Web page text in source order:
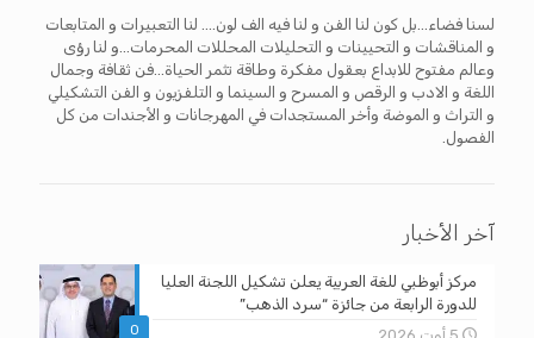
لسنا فضاء...بل كون لنا الفن و لنا فيه الف لون.... لنا التعبيرات و المتابعات
و المناقشات و التحيينات و التحليلات المحللات المحرمات...و لنا رؤى
وعالم مفتوح للابداع بعقول مفكرة وطاقة تثمر الحياة...فن ثقافة وجمال
اللغة و الادب و الرقص و المسرح و السينما و التلفزيون و الفن التشكيلي
و التراث و الموضة وأخر المستجدات في المهرجانات و الأجندات من كل
الفصول.
آخر الأخبار
0
مركز أبوظبي للغة العربية يعلن تشكيل اللجنة العليا
للدورة الرابعة من جائزة “سرد الذهب”